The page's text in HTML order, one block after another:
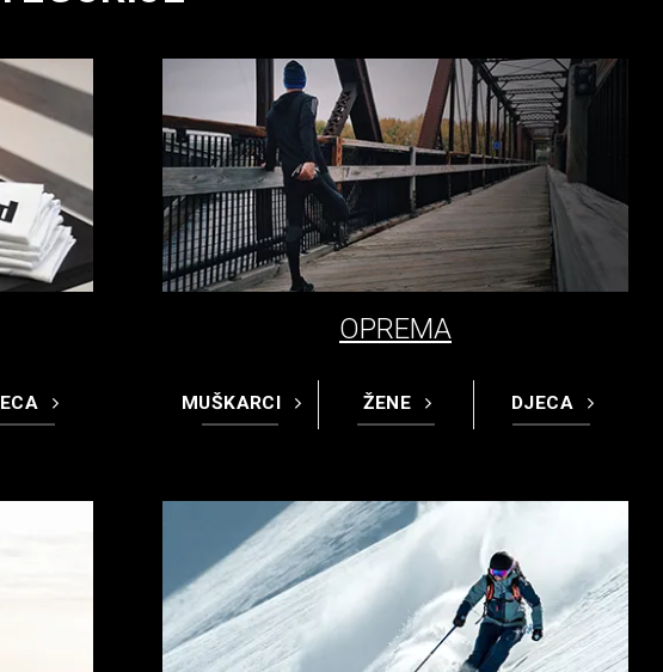
OPREMA
MUŠKARCI ŽENE DJECA